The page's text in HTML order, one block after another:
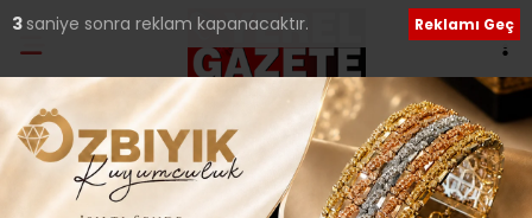
1saniye sonra reklam kapanacaktır. Reklamı Geç